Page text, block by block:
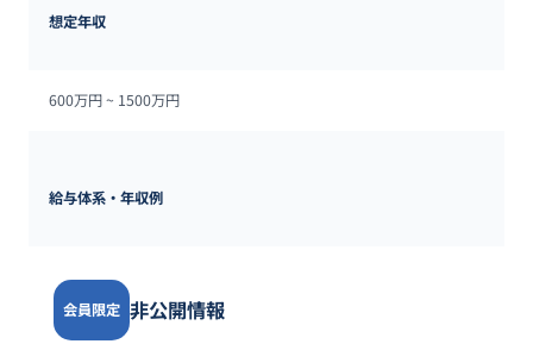
想定年収
600万円 ~ 1500万円
給与体系・年収例
会員限定 非公開情報